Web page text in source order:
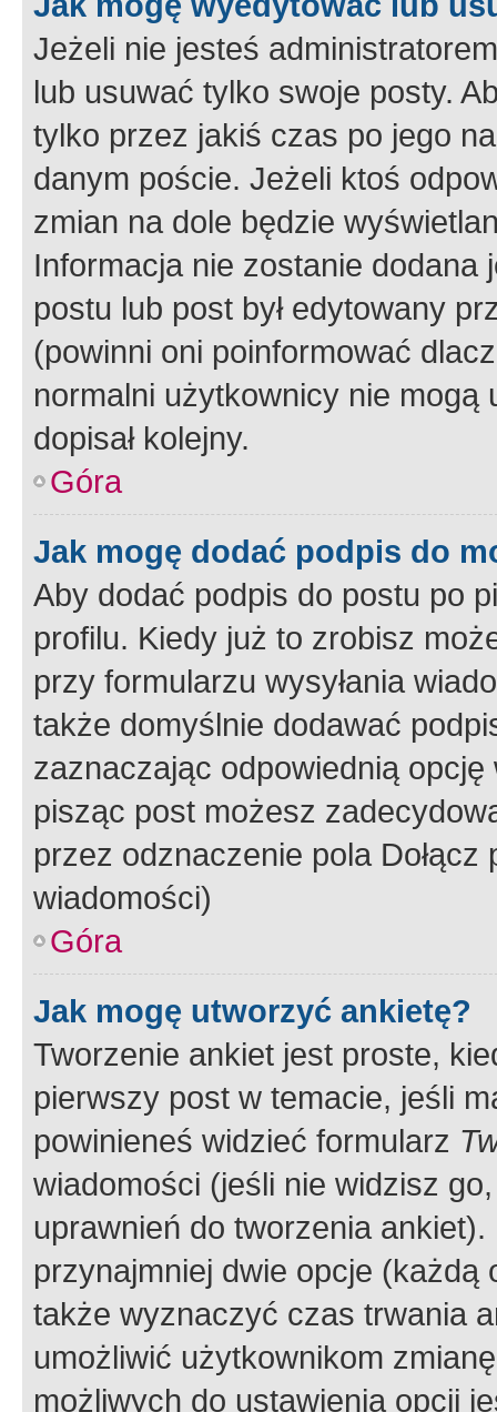
Jeżeli nie jesteś
lub usuwać tylko swoje posty.
tylko przez jakiś czas po jego
danym poście. Jeżeli ktoś
zmian na dole będzie
Informacja nie zostanie dodana
postu lub post był edytowany
(powinni oni poinformować
normalni użytkownicy nie
dopisał kolejny.
Góra
Jak mogę dodać podpis do
Aby dodać podpis do postu po
profilu. Kiedy już to zrobisz
przy formularzu wysyłania
także domyślnie dodawać
zaznaczając odpowiednią
pisząc post możesz
przez odznaczenie pola
wiadomości)
Góra
Jak mogę utworzyć ankietę?
Tworzenie ankiet jest proste,
pierwszy post w temacie, jeśli
powinieneś widzieć formularz
wiadomości (jeśli nie widzisz
uprawnień do tworzenia
przynajmniej dwie opcje
także wyznaczyć czas trwania
umożliwić użytkownikom
możliwych do ustawienia opcji